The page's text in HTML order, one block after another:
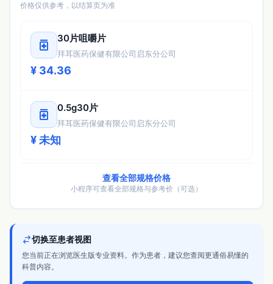
价格仅供参考，以结算页为准
medication 30片咀嚼片
拜耳医药保健有限公司启东分公司
¥ 34.36
medication 0.5g30片
拜耳医药保健有限公司启东分公司
¥ 未知
查看全部规格价格
小程序可查看全部规格与参考价（可选）
切换至患者视图
您当前正在浏览医生版专业资料。作为患者，建议您查阅更通俗易懂的
科普内容。